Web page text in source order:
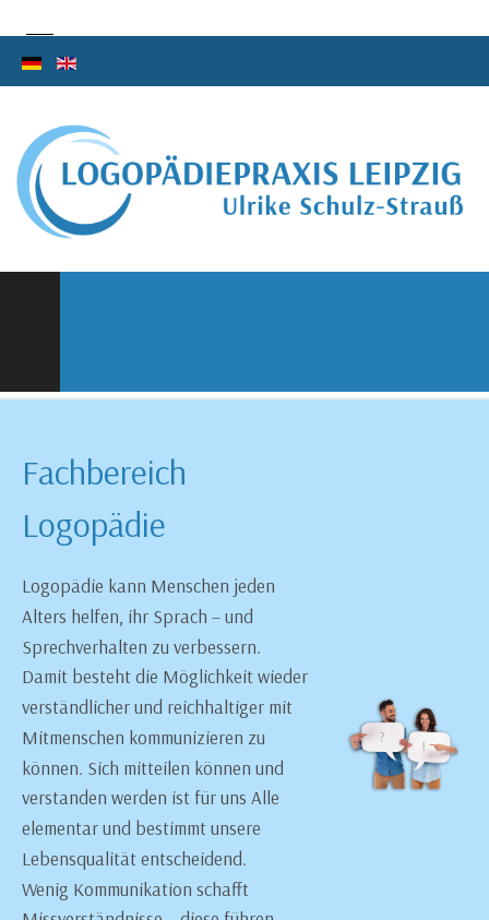
Fachbereich
Logopädie
Logopädie kann Menschen jeden
Alters helfen, ihr Sprach – und
Sprechverhalten zu verbessern.
Damit besteht die Möglichkeit wieder
verständlicher und reichhaltiger mit
Mitmenschen kommunizieren zu
können. Sich mitteilen können und
verstanden werden ist für uns Alle
elementar und bestimmt unsere
Lebensqualität entscheidend.
Wenig Kommunikation schafft